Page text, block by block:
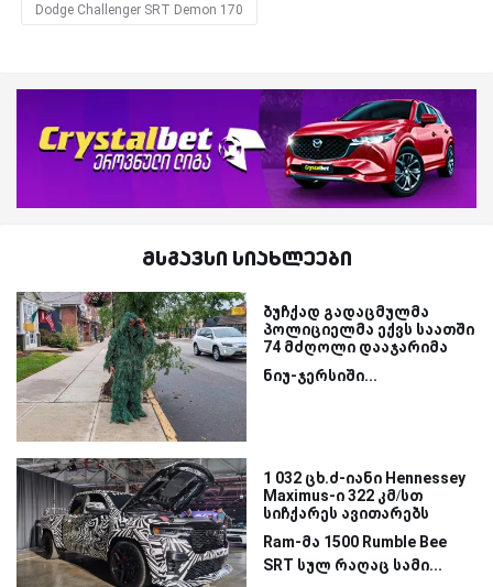
Dodge Challenger SRT Demon 170
მსგავსი სიახლეები
ბუჩქად გადაცმულმა
პოლიციელმა ექვს საათში
74 მძღოლი დააჯარიმა
ნიუ-ჯერსიში...
1 032 ცხ.ძ-იანი Hennessey
Maximus-ი 322 კმ/სთ
სიჩქარეს ავითარებს
Ram-მა 1500 Rumble Bee
SRT სულ რაღაც სამი...